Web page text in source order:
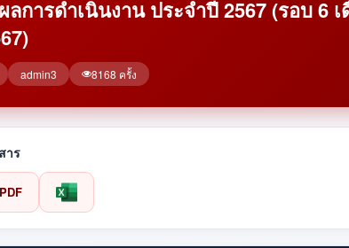
ลการดำเนินงาน ประจำปี 2567 (รอบ 6
admin3 8168 ครั้ง
าร